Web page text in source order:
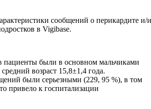
сообщений о перикардите
в Vigibase.
пациенты были в основном мальчиками
возраст 15,8±1,4 года.
были серьезными (229, 95 %), в том
привело к госпитализации